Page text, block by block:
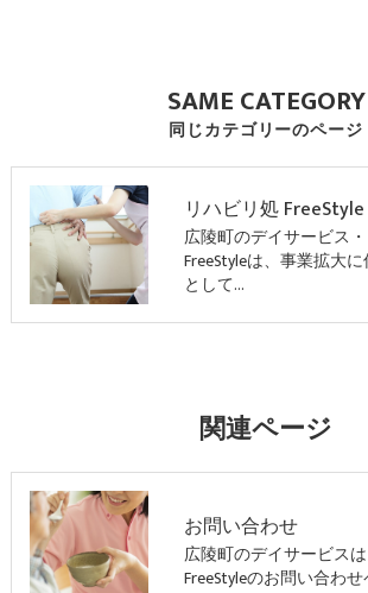
同じカテゴリーのページ
SAME CATEGORY
リハビリ処 FreeStyle
広陵町のデイサービス
FreeStyleは、事業拡大
として…
関連ページ
お問い合わせ
広陵町のデイサービス
FreeStyleのお問い合わせ